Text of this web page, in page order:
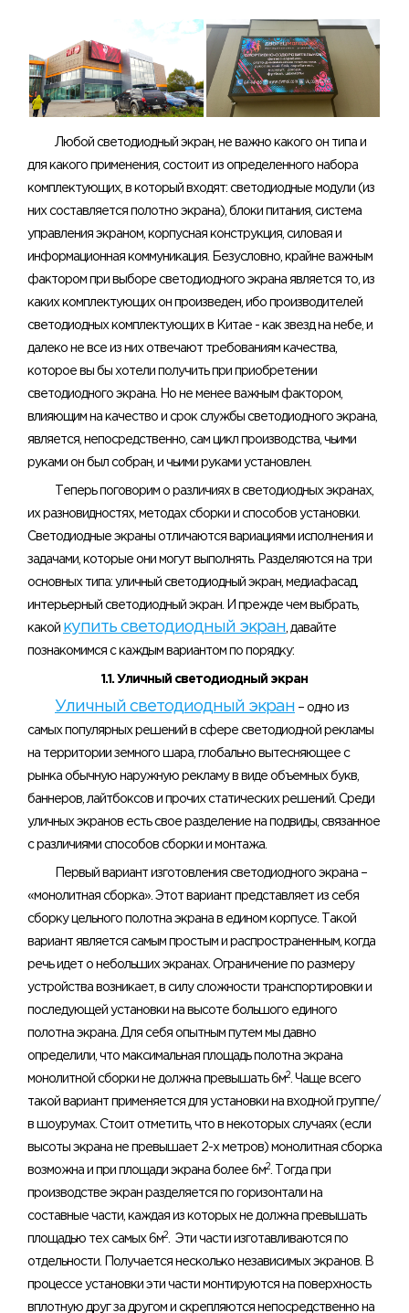
Любой светодиодный экран, не важно какого он типа и
для какого применения, состоит из определенного набора
комплектующих, в который входят: светодиодные модули (из
них составляется полотно экрана), блоки питания, система
управления экраном, корпусная конструкция, силовая и
информационная коммуникация. Безусловно, крайне важным
фактором при выборе светодиодного экрана является то, из
каких комплектующих он произведен, ибо производителей
светодиодных комплектующих в Китае - как звезд на небе, и
далеко не все из них отвечают требованиям качества,
которое вы бы хотели получить при приобретении
светодиодного экрана. Но не менее важным фактором,
влияющим на качество и срок службы светодиодного экрана,
является, непосредственно, сам цикл производства, чьими
руками он был собран, и чьими руками установлен.
Теперь поговорим о различиях в светодиодных экранах,
их разновидностях, методах сборки и способов установки.
Светодиодные экраны отличаются вариациями исполнения и
задачами, которые они могут выполнять. Разделяются на три
основных типа: уличный светодиодный экран, медиафасад,
интерьерный светодиодный экран. И прежде чем выбрать,
какой купить светодиодный экран , давайте
познакомимся с каждым вариантом по порядку:
1.1. Уличный светодиодный экран
Уличный светодиодный экран – одно из
самых популярных решений в сфере светодиодной рекламы
на территории земного шара, глобально вытесняющее с
рынка обычную наружную рекламу в виде объемных букв,
баннеров, лайтбоксов и прочих статических решений. Среди
уличных экранов есть свое разделение на подвиды, связанное
с различиями способов сборки и монтажа.
Первый вариант изготовления светодиодного экрана –
«монолитная сборка». Этот вариант представляет из себя
сборку цельного полотна экрана в едином корпусе. Такой
вариант является самым простым и распространенным, когда
речь идет о небольших экранах. Ограничение по размеру
устройства возникает, в силу сложности транспортировки и
последующей установки на высоте большого единого
полотна экрана. Для себя опытным путем мы давно
определили, что максимальная площадь полотна экрана
монолитной сборки не должна превышать 6м2 . Чаще всего
такой вариант применяется для установки на входной группе/
в шоурумах. Стоит отметить, что в некоторых случаях (если
высоты экрана не превышает 2-х метров) монолитная сборка
возможна и при площади экрана более 6м2 . Тогда при
производстве экран разделяется по горизонтали на
составные части, каждая из которых не должна превышать
площадью тех самых 6м2 . Эти части изготавливаются по
отдельности. Получается несколько независимых экранов. В
процессе установки эти части монтируются на поверхность
вплотную друг за другом и скрепляются непосредственно на